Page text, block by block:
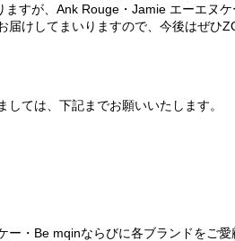
すが、Ank Rouge・Jamie エーエヌ
届けしてまいりますので、今後はぜひ
ては、下記までお願いいたします。
・Be mqinならびに各ブランドをご